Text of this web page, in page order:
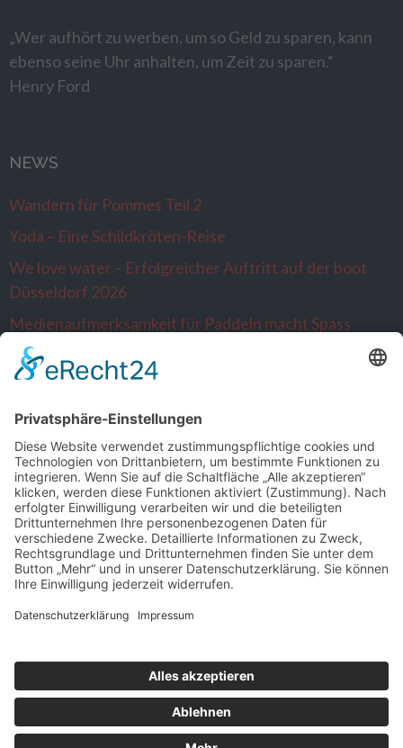
„Wer aufhört zu werben, um so Geld zu sparen, kann
ebenso seine Uhr anhalten, um Zeit zu sparen.“
Henry Ford
NEWS
Wandern für Pommes Teil 2
Yoda – Eine Schildkröten-Reise
We love water – Erfolgreicher Auftritt auf der boot
Düsseldorf 2026
Medienaufmerksamkeit für Paddeln macht Spass
Alltagsausbrecher wandern nach Venlo…die
Niederlande sind neugierig
SONSTIGE
Kontakt
Facebook
Impressum
Datenschutz
ImpressumDatenschutz